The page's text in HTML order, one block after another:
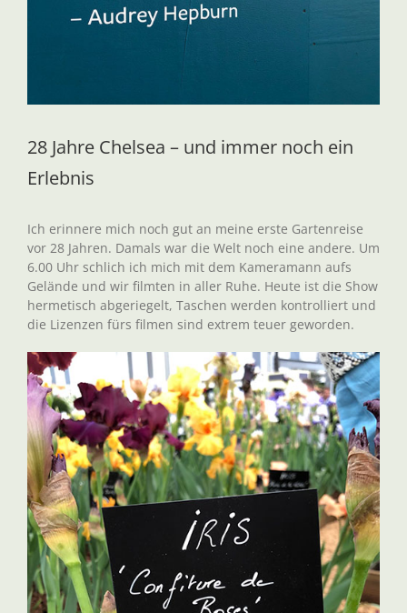
28 Jahre Chelsea – und immer noch ein
Erlebnis
Ich erinnere mich noch gut an meine erste Gartenreise
vor 28 Jahren. Damals war die Welt noch eine andere. Um
6.00 Uhr schlich ich mich mit dem Kameramann aufs
Gelände und wir filmten in aller Ruhe. Heute ist die Show
hermetisch abgeriegelt, Taschen werden kontrolliert und
die Lizenzen fürs filmen sind extrem teuer geworden.